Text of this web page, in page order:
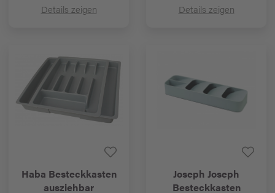
Details zeigen Details zeigen
Haba Besteckkasten
ausziehbar
Joseph Joseph
Besteckkasten